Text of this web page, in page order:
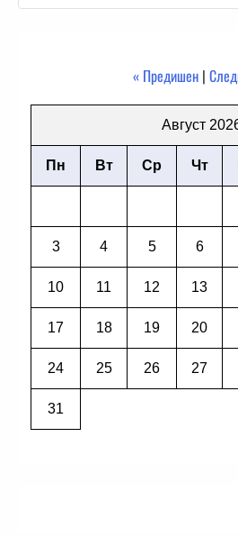
« Предишен |
Август
Пн Вт Ср Чт
3 4 5 6
10 11 12 13
17 18 19 20
24 25 26 27
31